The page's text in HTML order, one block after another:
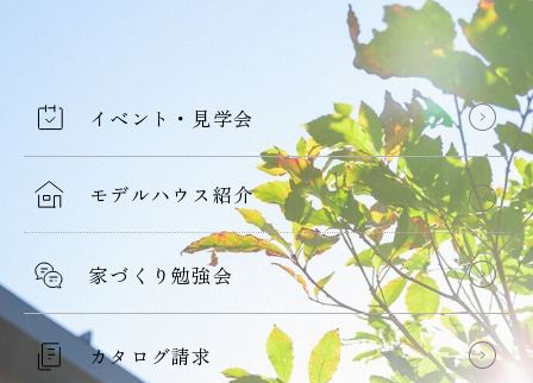
イベント・見学会
モデルハウス紹介
家づくり勉強会
カタログ請求